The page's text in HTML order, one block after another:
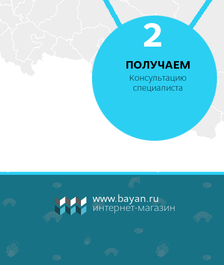
2
ПОЛУЧАЕМ
Консультацию
специалиста
www.bayan.ru
интернет-магазин